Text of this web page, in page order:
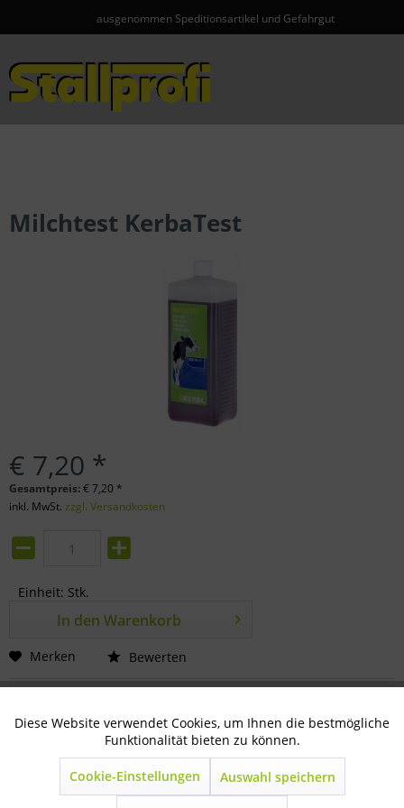
ausgenommen Speditionsartikel und Gefahrgut
Milchtest KerbaTest
€ 7,20 *
Gesamtpreis:€7,20 *
inkl. MwSt. zzgl. Versandkosten
Einheit: Stk.
In den Warenkorb
Merken Bewerten
1 Liter zur Bestimmung des Zellgehaltes der Rohmilch...
Technisch notwendig Aktiv
Marketing Inaktiv
Diese Website verwendet Cookies, um Ihnen die bestmögliche
Funktionalität bieten zu können.
Cookie-Einstellungen Auswahl speichern